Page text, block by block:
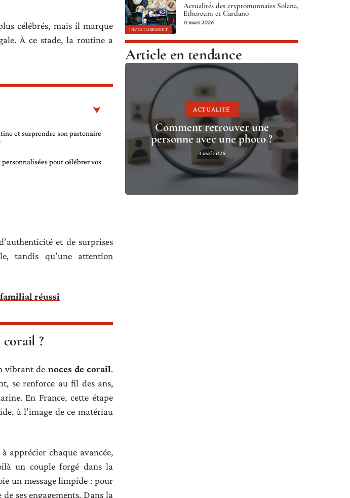
célébrés, mais il marque
À ce stade, la routine a
et surprendre son partenaire
pour célébrer vos
et de surprises
tandis qu’une attention
familial réussi
corail ?
vibrant de noces de corail.
se renforce au fil des ans,
En France, cette étape
à l’image de ce matériau
apprécier chaque avancée,
un couple forgé dans la
un message limpide : pour
ses engagements. Dans la
INVESTISSEMENT
Actualités des cryptomonnaies Solana,
Ethereum et Cardano
11 mars 2026
Article en tendance
ACTUALITÉ
Comment retrouver une
personne avec une photo ?
4 mai 2026